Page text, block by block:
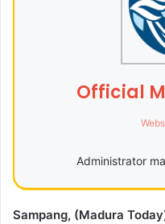
Official
Administrator
Sampang, (Madura